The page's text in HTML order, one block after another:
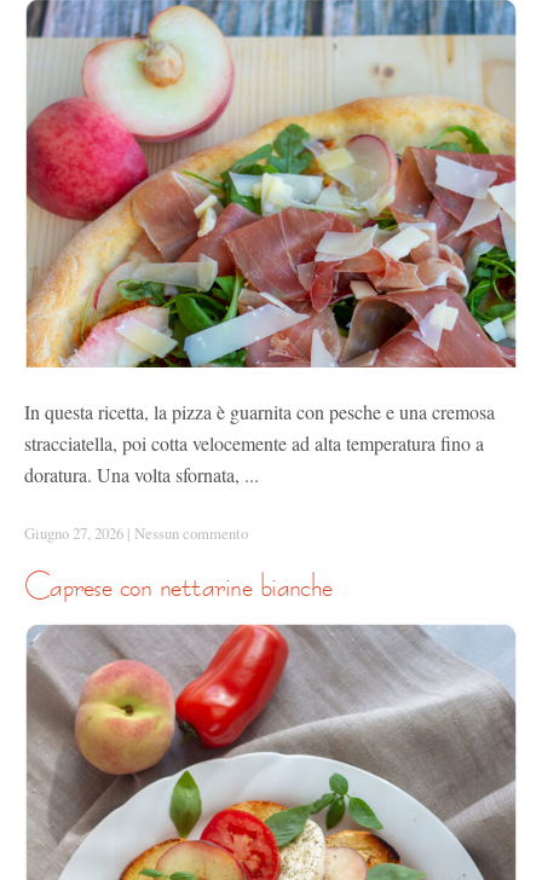
In questa ricetta, la pizza è guarnita con pesche e una cremosa
stracciatella, poi cotta velocemente ad alta temperatura fino a
doratura. Una volta sfornata, ...
Giugno 27, 2026 | Nessun commento
caprese con nettarine bianche